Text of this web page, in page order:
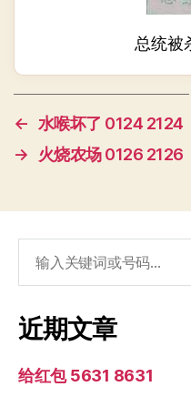
总统被
←
水喉坏了 0124 2124
→
火烧农场 0126 2126
索：
近期文章
给红包 5631 8631